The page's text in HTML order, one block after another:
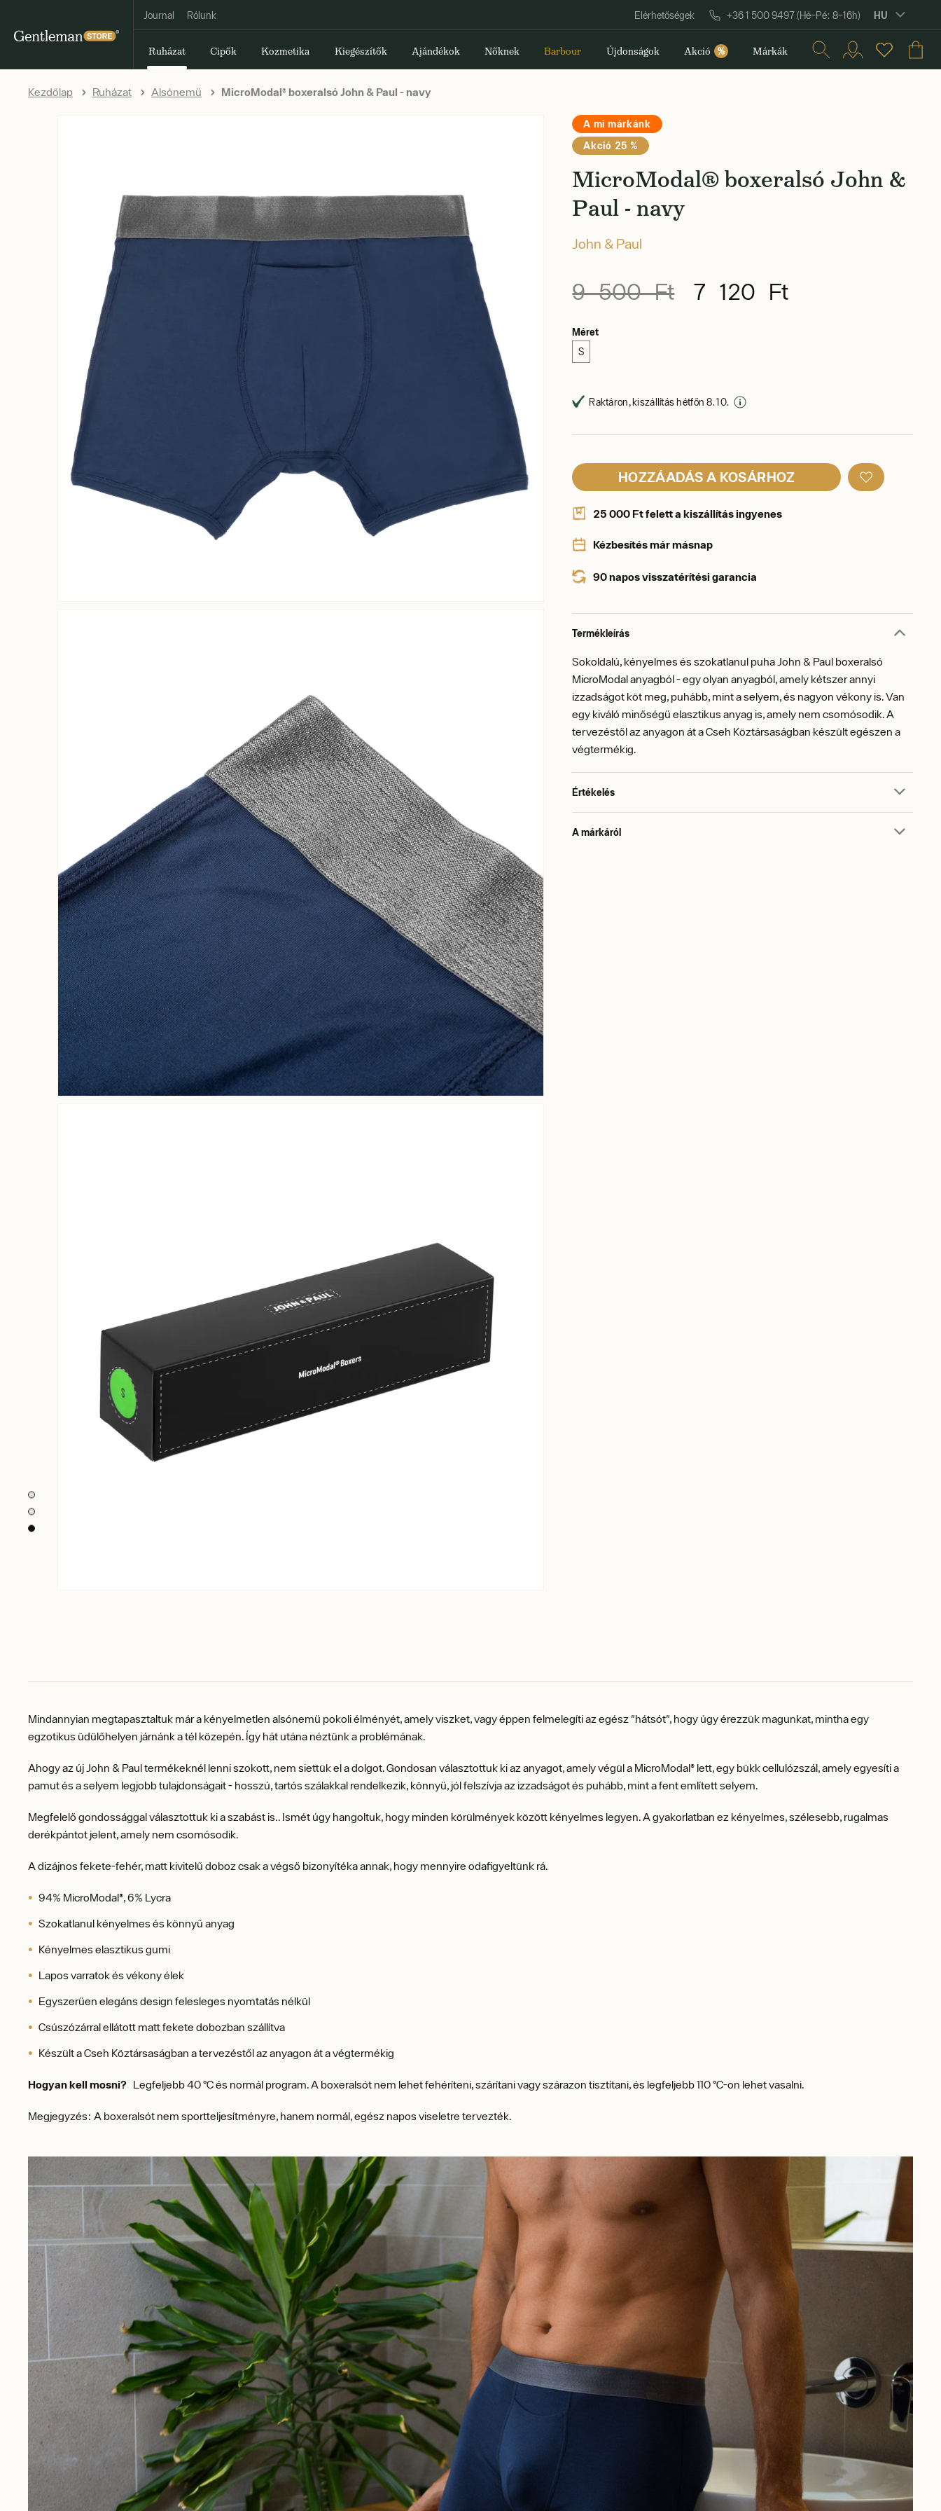
Journal Rólunk Elérhetőségek +36 1 500 9497 (Hé–Pé: 8–16h) HU
Ruházat Cipők Kozmetika Kiegészítők Ajándékok Nőknek Barbour Újdonságok Akció % Márkák
Kezdőlap Ruházat Alsónemű MicroModal® boxeralsó John & Paul - navy
A mi márkánk
Akció 25 %
MicroModal® boxeralsó John &
Paul - navy
John & Paul
9 500 Ft 7 120 Ft
Méret
S
Raktáron, kiszállítás hétfőn 8. 10.
HOZZÁADÁS A KOSÁRHOZ
25 000 Ft felett a kiszállítás ingyenes
Kézbesítés már másnap
90 napos visszatérítési garancia
Termékleírás
Sokoldalú, kényelmes és szokatlanul puha John & Paul boxeralsó
MicroModal anyagból - egy olyan anyagból, amely kétszer annyi
izzadságot köt meg, puhább, mint a selyem, és nagyon vékony is. Van
egy kiváló minőségű elasztikus anyag is, amely nem csomósodik. A
tervezéstől az anyagon át a Cseh Köztársaságban készült egészen a
végtermékig.
Értékelés
A márkáról
Mindannyian megtapasztaltuk már a kényelmetlen alsónemű pokoli élményét, amely viszket, vagy éppen felmelegíti az egész "hátsót", hogy úgy érezzük magunkat, mintha egy
egzotikus üdülőhelyen járnánk a tél közepén. Így hát utána néztünk a problémának.
Ahogy az új John & Paul termékeknél lenni szokott, nem siettük el a dolgot. Gondosan választottuk ki az anyagot, amely végül a MicroModal® lett, egy bükk cellulózszál, amely egyesíti a
pamut és a selyem legjobb tulajdonságait - hosszú, tartós szálakkal rendelkezik, könnyű, jól felszívja az izzadságot és puhább, mint a fent említett selyem.
Megfelelő gondossággal választottuk ki a szabást is.. Ismét úgy hangoltuk, hogy minden körülmények között kényelmes legyen. A gyakorlatban ez kényelmes, szélesebb, rugalmas
derékpántot jelent, amely nem csomósodik.
A dizájnos fekete-fehér, matt kivitelű doboz csak a végső bizonyítéka annak, hogy mennyire odafigyeltünk rá.
94% MicroModal®, 6% Lycra
Szokatlanul kényelmes és könnyű anyag
Kényelmes elasztikus gumi
Lapos varratok és vékony élek
Egyszerűen elegáns design felesleges nyomtatás nélkül
Csúszózárral ellátott matt fekete dobozban szállítva
Készült a Cseh Köztársaságban a tervezéstől az anyagon át a végtermékig
Hogyan kell mosni? Legfeljebb 40 °C és normál program. A boxeralsót nem lehet fehéríteni, szárítani vagy szárazon tisztítani, és legfeljebb 110 °C-on lehet vasalni.
Megjegyzés: A boxeralsót nem sportteljesítményre, hanem normál, egész napos viseletre tervezték.